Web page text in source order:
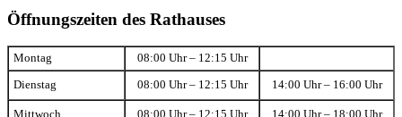
Öffnungszeiten des Rathauses
Montag 08:00 Uhr – 12:15 Uhr
Dienstag 08:00 Uhr – 12:15 Uhr 14:00 Uhr – 16:00 Uhr